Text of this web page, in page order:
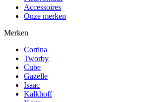
Accessoires
Onze merken
Merken
Cortina
Tworby
Cube
Gazelle
Isaac
Kalkhoff